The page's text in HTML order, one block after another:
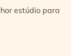
estúdio para